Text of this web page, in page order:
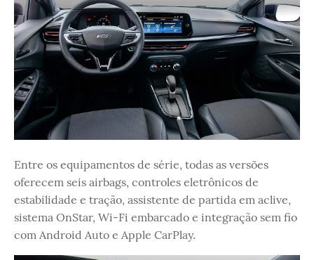
Entre os equipamentos de série, todas as versões
oferecem seis airbags, controles eletrônicos de
estabilidade e tração, assistente de partida em aclive,
sistema OnStar, Wi-Fi embarcado e integração sem fio
com Android Auto e Apple CarPlay.